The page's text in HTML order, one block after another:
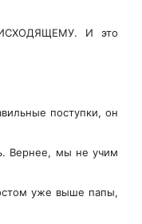
И это
поступки, он
Вернее, мы не учим
уже выше папы,